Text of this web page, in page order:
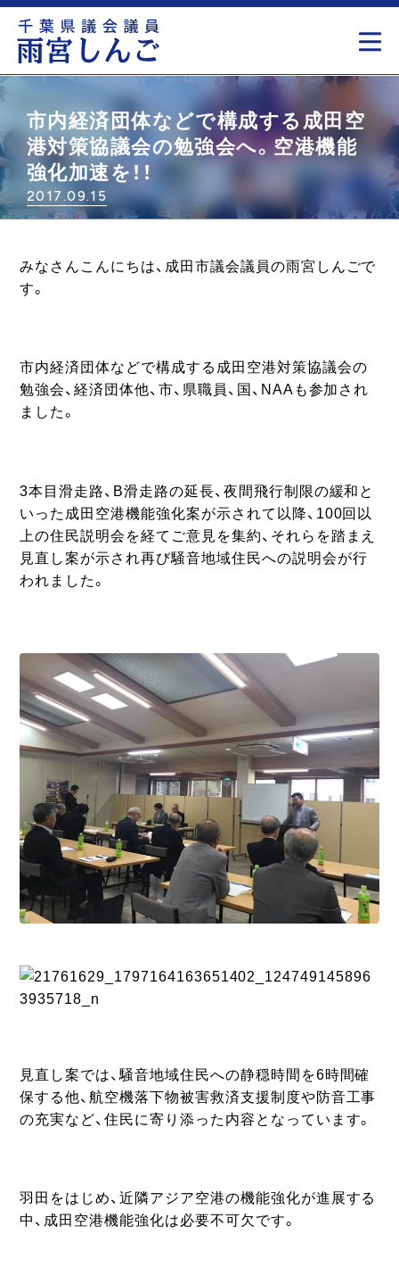
市内経済団体などで構成する成田空
港対策協議会の勉強会へ。空港機能
強化加速を！！
2017.09.15
みなさんこんにちは、成田市議会議員の雨宮しんごで
す。
市内経済団体などで構成する成田空港対策協議会の
勉強会、経済団体他、市、県職員、国、NAAも参加され
ました。
3本目滑走路、B滑走路の延長、夜間飛行制限の緩和と
いった成田空港機能強化案が示されて以降、100回以
上の住民説明会を経てご意見を集約、それらを踏まえ
見直し案が示され再び騒音地域住民への説明会が行
われました。
見直し案では、騒音地域住民への静穏時間を6時間確
保する他、航空機落下物被害救済支援制度や防音工事
の充実など、住民に寄り添った内容となっています。
羽田をはじめ、近隣アジア空港の機能強化が進展する
中、成田空港機能強化は必要不可欠です。